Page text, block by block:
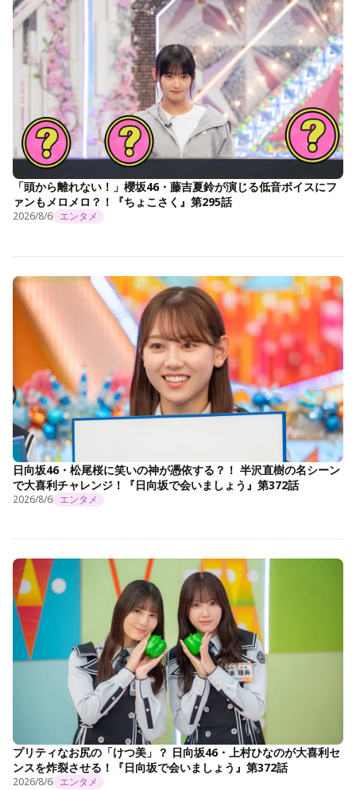
「頭から離れない！」櫻坂46・藤吉夏鈴が演じる低音ボイスにフ
ァンもメロメロ？！『ちょこさく』第295話
2026/8/6 エンタメ
日向坂46・松尾桜に笑いの神が憑依する？！ 半沢直樹の名シーン
で大喜利チャレンジ！『日向坂で会いましょう』第372話
2026/8/6 エンタメ
プリティなお尻の「けつ美」？ 日向坂46・上村ひなのが大喜利セ
ンスを炸裂させる！『日向坂で会いましょう』第372話
2026/8/6 エンタメ